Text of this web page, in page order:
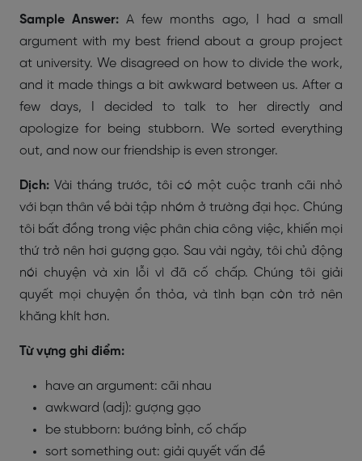
Sample Answer: A few months ago, I had a small
argument with my best friend about a group project
at university. We disagreed on how to divide the work,
and it made things a bit awkward between us. After a
few days, I decided to talk to her directly and
apologize for being stubborn. We sorted everything
out, and now our friendship is even stronger.
Dịch: Vài tháng trước, tôi có một cuộc tranh cãi nhỏ
với bạn thân về bài tập nhóm ở trường đại học. Chúng
tôi bất đồng trong việc phân chia công việc, khiến mọi
thứ trở nên hơi gượng gạo. Sau vài ngày, tôi chủ động
nói chuyện và xin lỗi vì đã cố chấp. Chúng tôi giải
quyết mọi chuyện ổn thỏa, và tình bạn còn trở nên
khăng khít hơn.
Từ vựng ghi điểm:
have an argument: cãi nhau
awkward (adj): gượng gạo
be stubborn: bướng bỉnh, cố chấp
sort something out: giải quyết vấn đề